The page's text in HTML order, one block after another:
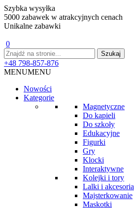
Szybka wysyłka
5000 zabawek w atrakcyjnych cenach
Unikalne zabawki
0
+48 798-857-876
MENUMENU
Nowości
Kategorie
Magnetyczne
Do kąpieli
Do szkoły
Edukacyjne
Figurki
Gry
Klocki
Interaktywne
Kolejki i tory
Lalki i akcesoria
Majsterkowanie
Maskotki